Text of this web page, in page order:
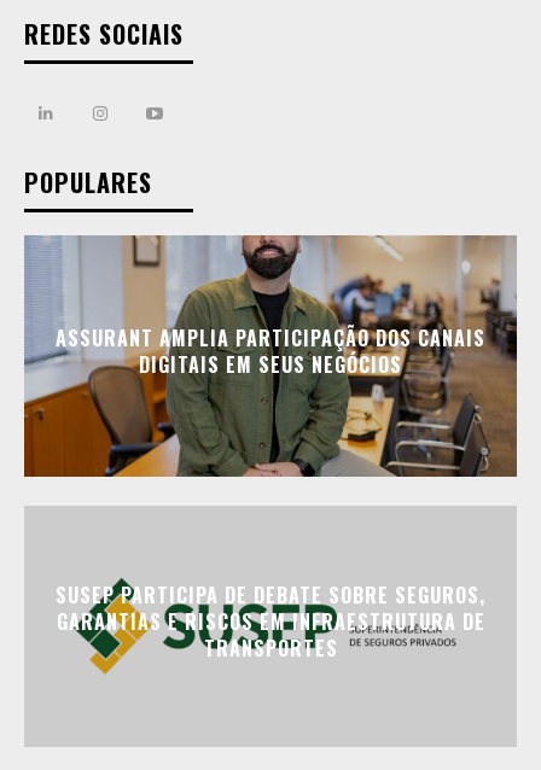
REDES SOCIAIS
POPULARES
ASSURANT AMPLIA PARTICIPAÇÃO DOS CANAIS
DIGITAIS EM SEUS NEGÓCIOS
SUSEP PARTICIPA DE DEBATE SOBRE SEGUROS,
GARANTIAS E RISCOS EM INFRAESTRUTURA DE
TRANSPORTES